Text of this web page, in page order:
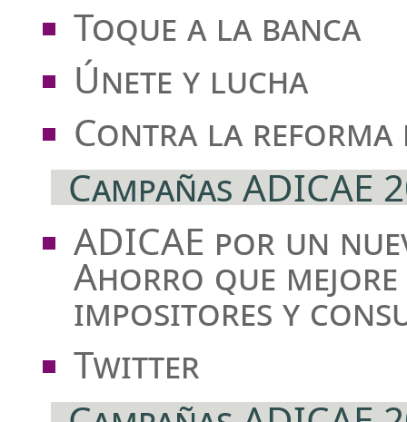
Toque a la banca
Únete y lucha
Contra la reforma
Campañas ADICAE
ADICAE por un
Ahorro que
impositores y
Twitter